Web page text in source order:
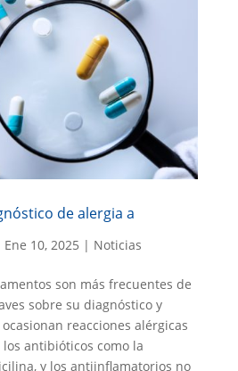
de alergia a
Ene 10, 2025 | Noticias
son más frecuentes de
sobre su diagnóstico y
reacciones alérgicas
antibióticos como la
y los antiinflamatorios no